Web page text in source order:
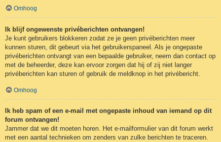
Omhoog
Ik blijf ongewenste privéberichten ontvangen!
Je kunt gebruikers blokkeren zodat ze je geen privéberichten meer
kunnen sturen, dit gebeurt via het gebruikerspaneel. Als je ongepaste
privéberichten ontvangt van een bepaalde gebruiker, neem dan contact op
met de beheerder, deze kan ervoor zorgen dat hij of zij niet langer
privéberichten kan sturen of gebruik de meldknop in het privébericht.
Omhoog
Ik heb spam of een e-mail met ongepaste inhoud van iemand op dit
forum ontvangen!
Jammer dat we dit moeten horen. Het e-mailformulier van dit forum werkt
met een aantal technieken om zenders van zulke berichten te traceren.